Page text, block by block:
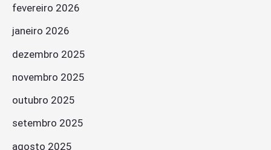
fevereiro 2026
janeiro 2026
dezembro 2025
novembro 2025
outubro 2025
setembro 2025
agosto 2025